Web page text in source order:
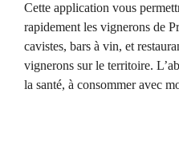
Cette application vous
rapidement les vignerons de
cavistes, bars à vin, et
vignerons sur le territoire.
la santé, à consommer avec